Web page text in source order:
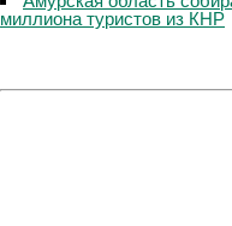
миллиона туристов из КНР